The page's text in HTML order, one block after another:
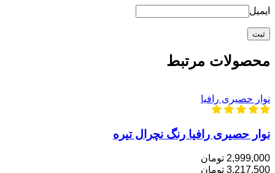
ایمیل
محصولات مرتبط
نوار حصیری رافیا
نوار حصیری رافیا رنگ نچرال تیره
2,999,000 تومان
3,217,500 تومان